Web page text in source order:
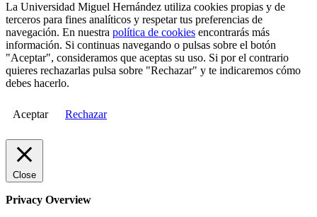
La Universidad Miguel Hernández utiliza cookies propias y de
terceros para fines analíticos y respetar tus preferencias de
navegación. En nuestra política de cookies encontrarás más
información. Si continuas navegando o pulsas sobre el botón
"Aceptar", consideramos que aceptas su uso. Si por el contrario
quieres rechazarlas pulsa sobre "Rechazar" y te indicaremos cómo
debes hacerlo.
Aceptar Rechazar
Close
Privacy Overview